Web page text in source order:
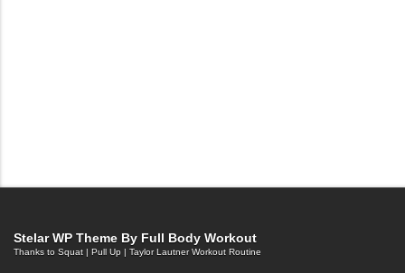
Stelar WP Theme By Full Body Workout
Thanks to Squat | Pull Up | Taylor Lautner Workout Routine